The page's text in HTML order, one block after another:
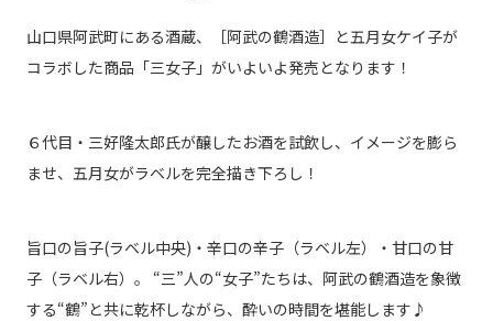
山口県阿武町にある酒蔵、［阿武の鶴酒造］と五月女ケイ子が
コラボした商品「三女子」がいよいよ発売となります！
６代目・三好隆太郎氏が醸したお酒を試飲し、イメージを膨ら
ませ、五月女がラベルを完全描き下ろし！
旨口の旨子(ラベル中央)・辛口の辛子（ラベル左）・甘口の甘
子（ラベル右）。 “三”人の“女子”たちは、阿武の鶴酒造を象徴
する“鶴”と共に乾杯しながら、酔いの時間を堪能します♪